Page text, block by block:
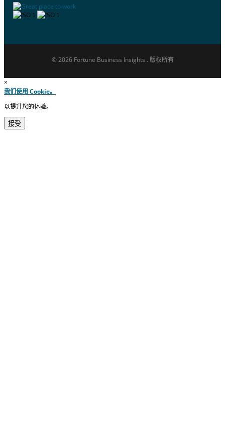
© 2026 Fortune Business Insights . 版权所有
×
我们使用 Cookie。
以提升您的体验。
接受